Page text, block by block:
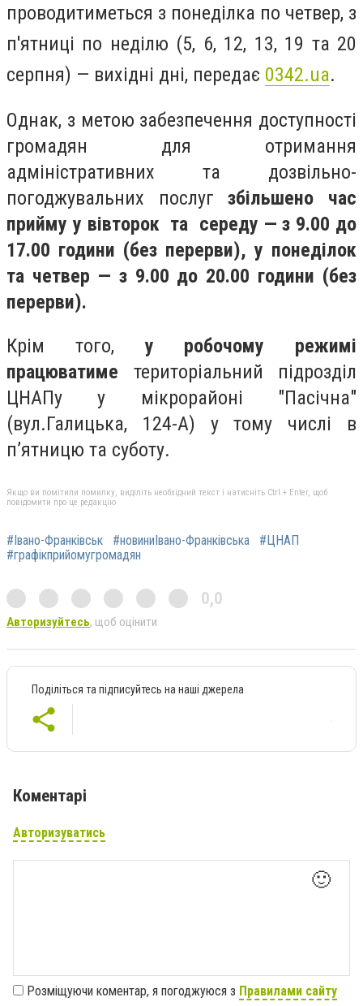
проводитиметься з понеділка по четвер, з
п'ятниці по неділю (5, 6, 12, 13, 19 та 20
серпня) — вихідні дні, передає 0342.ua.
Однак, з метою забезпечення доступності
громадян для отримання
адміністративних та дозвільно-
погоджувальних послугзбільшено час
прийму у вівторок та середу — з 9.00 до
17.00 години (без перерви), у понеділок
та четвер — з 9.00 до 20.00 години (без
перерви).
Крім того, у робочому режимі
працюватиме територіальний підрозділ
ЦНАПу у мікрорайоні "Пасічна"
(вул.Галицька, 124-А) у тому числі в
п’ятницю та суботу.
Якщо ви помітили помилку, виділіть необхідний текст і натисніть Ctrl + Enter, щоб
повідомити про це редакцію
#Івано-Франківськ #новиниІвано-Франківська
#ЦНАП
#графікприйомугромадян
0,0
Авторизуйтесь, щоб оцінити
Поділіться та підписуйтесь на наші джерела
Коментарі
Авторизуватись
🙂
Розміщуючи коментар, я погоджуюся з Правилами сайту